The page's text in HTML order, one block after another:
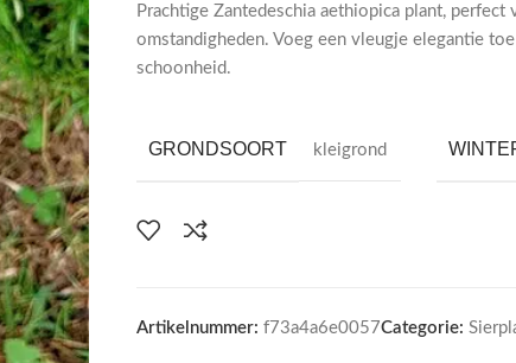
Prachtige Zantedeschia aethiopica plant,
omstandigheden. Voeg een vleugje elegantie
schoonheid.
GRONDSOORT kleigrond
Artikelnummer: f73a4a6e0057Categorie: